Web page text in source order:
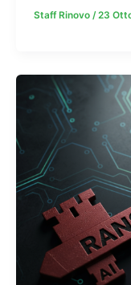
Staff Rinovo /23